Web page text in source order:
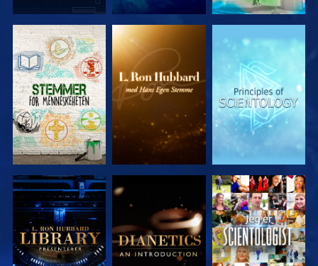
UTFORSK
SERIEN
UTFORSK
SERIEN
UTFORSK
SERIEN
UTFORSK
SERIEN
UTFORSK
SERIEN
SE